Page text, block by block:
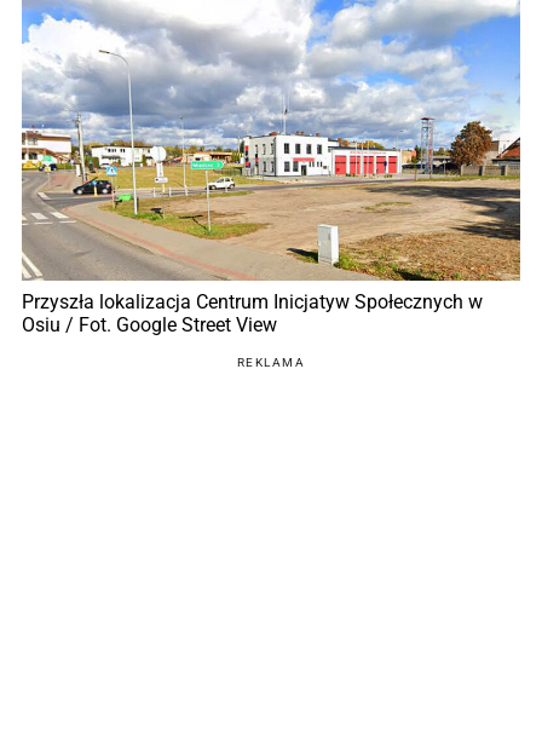
Przyszła lokalizacja Centrum Inicjatyw Społecznych w
Osiu / Fot. Google Street View
REKLAMA